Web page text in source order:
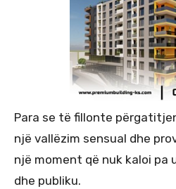
Para se të fillonte
një vallëzim sensual dhe
një moment që nuk kaloi pa
dhe publiku.